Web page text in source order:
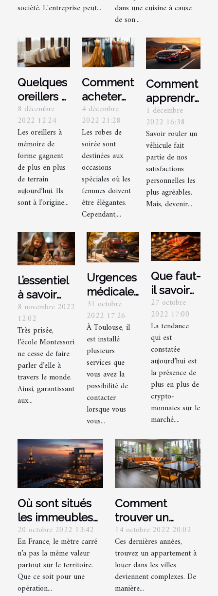
société. L'entreprise peut...
dans une cuisine à cause
de son...
Quelques
oreillers à
mémoire
de forme
8 décembre
2022 12:24
Les oreillers à
mémoire de
forme gagnent
de plus en plus
de terrain
aujourd’hui. Ils
sont à l’origine...
Comment
acheter
une robe
de soirée
en
Turquie ?
4 décembre
2022 21:28
Les robes de
soirée sont
destinées aux
occasions
spéciales où les
femmes doivent
être élégantes.
Cependant,...
Comment
apprendre
à
conduire
un
véhicule
sans
permis ?
1 décembre
2022 16:38
Savoir rouler un
véhicule fait
partie de nos
satisfactions
personnelles les
plus agréables.
Mais, devenir...
L’essentiel
à savoir
sur l’école
Montessori
8 novembre 2022
12:02
Très prisée,
l’école Montessori
ne cesse de faire
parler d’elle à
travers le monde.
Ainsi, garantissant
aux...
Urgences
médicales
à
Toulouse :
quel
service
médical
appeler ?
31 octobre
2022 17:26
À Toulouse, il
est installé
plusieurs
services que
vous avez la
possibilité de
contacter
lorsque vous
vous...
Que faut-
il savoir
sur la
crypto-
monnaie
Hodl ?
27 octobre
2022 17:00
La tendance
qui est
constatée
aujourd’hui est
la présence de
plus en plus de
crypto-
monnaies sur le
marché....
Où sont situés
les immeubles
les plus chers
de France ?
20 octobre 2022 13:42
En France, le mètre carré
n’a pas la même valeur
partout sur le territoire.
Que ce soit pour une
opération...
Comment
trouver un
appartement à
louer ?
14 octobre 2022 20:02
Ces dernières années,
trouvez un appartement à
louer dans les villes
deviennent complexes. De
manière...